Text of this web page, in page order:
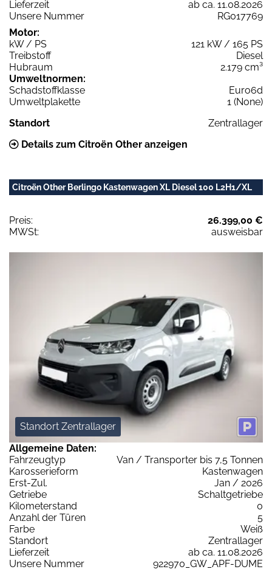
Lieferzeit
ab ca. 11.08.2026
Unsere Nummer
RG017769
Motor:
kW / PS
121 kW / 165 PS
Treibstoff
Diesel
Hubraum
2.179 cm³
Umweltnormen:
Schadstoffklasse
Euro6d
Umweltplakette
1 (None)
Standort
Zentrallager
Details zum Citroën Other anzeigen
Citroën Other Berlingo Kastenwagen XL Diesel 100 L2H1/XL
Preis:
26.399,00 €
MWSt:
ausweisbar
Standort Zentrallager
Allgemeine Daten:
Fahrzeugtyp
Van / Transporter bis 7,5 Tonnen
Karosserieform
Kastenwagen
Erst-Zul.
Jan / 2026
Getriebe
Schaltgetriebe
Kilometerstand
0
Anzahl der Türen
5
Farbe
Weiß
Standort
Zentrallager
Lieferzeit
ab ca. 11.08.2026
Unsere Nummer
922970_GW_APF-DUME